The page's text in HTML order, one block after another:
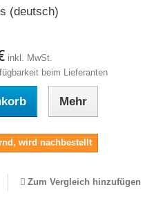
(deutsch)
inkl. MwSt.
beim Lieferanten
Mehr
wird nachbestellt
Zum Vergleich hinzufügen